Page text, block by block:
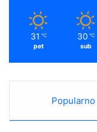
31 ℃
pet
30 ℃
sub
Popularno